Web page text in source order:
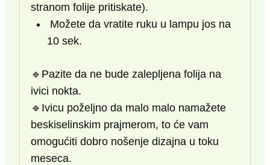
stranom folije pritiskate).
Možete da vratite ruku u lampu jos na
10 sek.
🔹Pazite da ne bude zalepljena folija na
ivici nokta.
🔹Ivicu poželjno da malo malo namažete
beskiselinskim prajmerom, to će vam
omogućiti dobro nošenje dizajna u toku
meseca.